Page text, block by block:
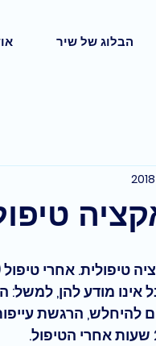
הבלוג של שיר
טיפולית. אחרי
אינו מודע להן,
הרגשת